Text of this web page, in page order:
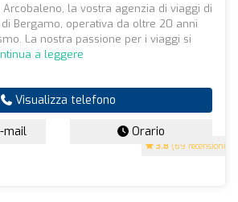
3.8 (69 recensioni)
Arcobaleno, la vostra agenzia di viaggi di
Bergamo, operativa da oltre 20 anni
La nostra passione per i viaggi si
a leggere
Visualizza telefono
mail Orario